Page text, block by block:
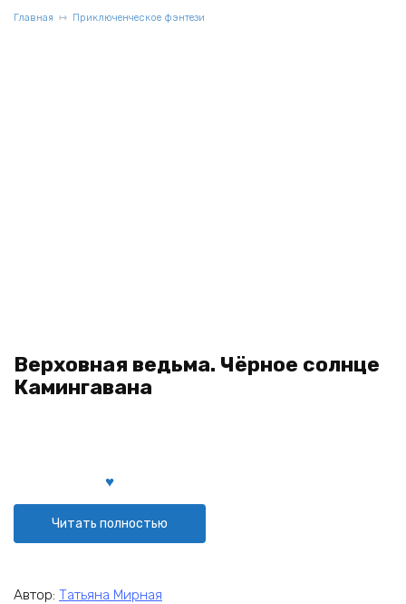
Главная Приключенческое фэнтези
Верховная ведьма. Чёрное солнце
Камингавана
Читать полностью
Автор: Татьяна Мирная